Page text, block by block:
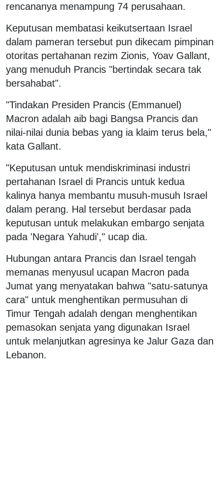
rencananya menampung 74 perusahaan.
Keputusan membatasi keikutsertaan Israel
dalam pameran tersebut pun dikecam pimpinan
otoritas pertahanan rezim Zionis, Yoav Gallant,
yang menuduh Prancis "bertindak secara tak
bersahabat".
"Tindakan Presiden Prancis (Emmanuel)
Macron adalah aib bagi Bangsa Prancis dan
nilai-nilai dunia bebas yang ia klaim terus bela,"
kata Gallant.
"Keputusan untuk mendiskriminasi industri
pertahanan Israel di Prancis untuk kedua
kalinya hanya membantu musuh-musuh Israel
dalam perang. Hal tersebut berdasar pada
keputusan untuk melakukan embargo senjata
pada 'Negara Yahudi'," ucap dia.
Hubungan antara Prancis dan Israel tengah
memanas menyusul ucapan Macron pada
Jumat yang menyatakan bahwa "satu-satunya
cara" untuk menghentikan permusuhan di
Timur Tengah adalah dengan menghentikan
pemasokan senjata yang digunakan Israel
untuk melanjutkan agresinya ke Jalur Gaza dan
Lebanon.